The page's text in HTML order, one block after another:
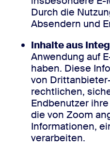
Durch die
Absendern und
Inhalte aus
Anwendung auf
haben. Diese
von
rechtlichen,
Endbenutzer
die von Zoom
Informationen,
verarbeiten.